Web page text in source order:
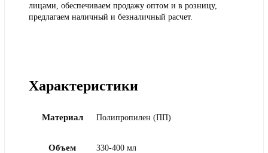
лицами, обеспечиваем продажу оптом и в розницу,
предлагаем наличный и безналичный расчет.
Характеристики
Материал Полипропилен (ПП)
Объем 330-400 мл